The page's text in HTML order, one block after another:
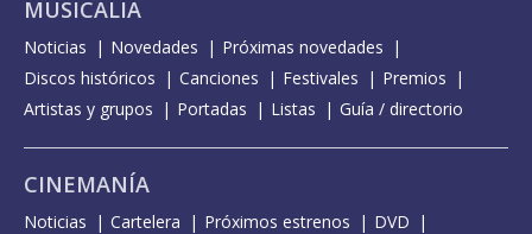
MUSICALIA
Noticias Novedades
Próximas novedades
Discos históricos
Canciones Festivales
Premios
Artistas y grupos
Portadas Listas Guía / directorio
CINEMANÍA
Noticias Cartelera Próximos estrenos
DVD